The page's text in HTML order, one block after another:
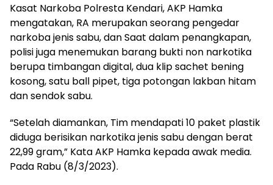
Kasat Narkoba Polresta Kendari, AKP Hamka
mengatakan, RA merupakan seorang pengedar
narkoba jenis sabu, dan Saat dalam penangkapan,
polisi juga menemukan barang bukti non narkotika
berupa timbangan digital, dua klip sachet bening
kosong, satu ball pipet, tiga potongan lakban hitam
dan sendok sabu.
“Setelah diamankan, Tim mendapati 10 paket plastik
diduga berisikan narkotika jenis sabu dengan berat
22,99 gram,” Kata AKP Hamka kepada awak media.
Pada Rabu (8/3/2023).